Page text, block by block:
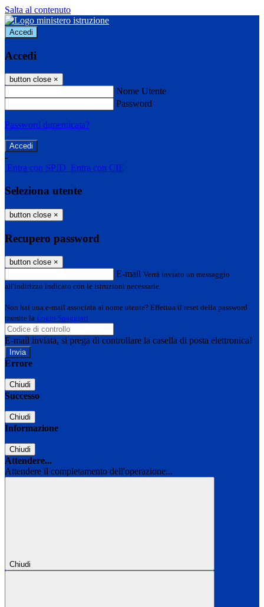
Salta al contenuto
Accedi
Accedi
button close ×
Nome Utente
Password
Password dimenticata?
-
Entra con SPID Entra con CIE
Seleziona utente
button close ×
Recupero password
button close ×
E-mail Verrà inviato un messaggio
all'indirizzo indicato con le istruzioni necessarie.
Non hai una e-mail associata al nome utente? Effettua il reset della password
tramite la Login Spaggiari
E-mail inviata, si prega di controllare la casella di posta elettronica!
Errore
Chiudi
Successo
Chiudi
Informazione
Chiudi
Attendere...
Attendere il completamento dell'operazione...
Chiudi